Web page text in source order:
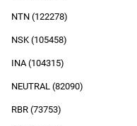
NTN (122278)
NSK (105458)
INA (104315)
NEUTRAL (82090)
RBR (73753)